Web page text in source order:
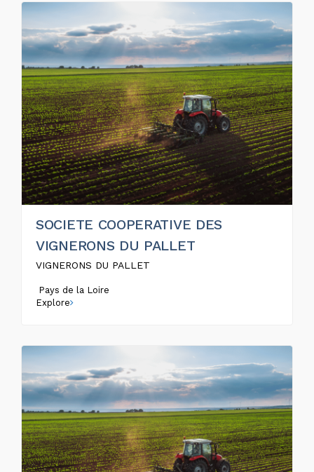
SOCIETE COOPERATIVE DES
VIGNERONS DU PALLET
VIGNERONS DU PALLET
Pays de la Loire
Explore